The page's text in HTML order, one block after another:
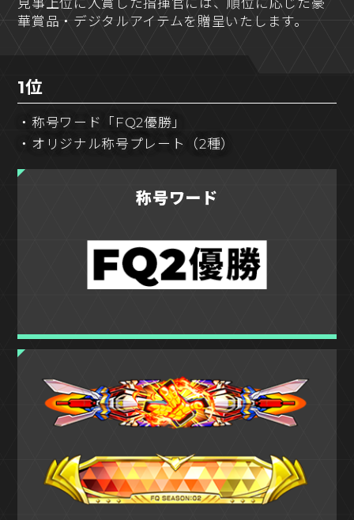
華賞品・デジタルアイテムを贈呈いたします。
1位
・称号ワード「FQ2優勝」
・オリジナル称号プレート（2種）
称号ワード